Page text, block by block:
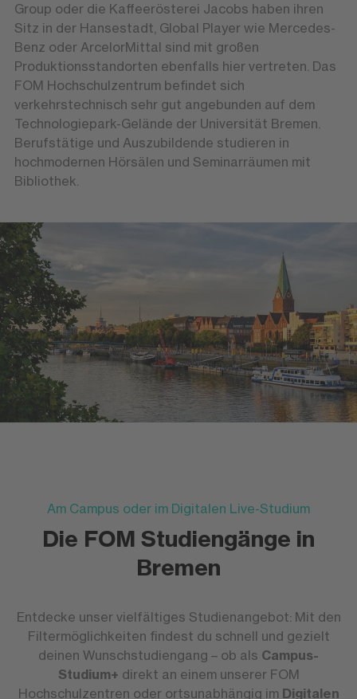
Group oder die Kaffeerösterei Jacobs haben ihren
Sitz in der Hansestadt, Global Player wie Mercedes-
Benz oder ArcelorMittal sind mit großen
Produktionsstandorten ebenfalls hier vertreten. Das
FOM Hochschulzentrum befindet sich
verkehrstechnisch sehr gut angebunden auf dem
Technologiepark-Gelände der Universität Bremen.
Berufstätige und Auszubildende studieren in
hochmodernen Hörsälen und Seminarräumen mit
Bibliothek.
Am Campus oder im Digitalen Live-Studium
Die FOM Studiengänge in
Bremen
Entdecke unser vielfältiges Studienangebot: Mit den
Filtermöglichkeiten findest du schnell und gezielt
deinen Wunschstudiengang – ob als Campus-
Studium+ direkt an einem unserer FOM
Hochschulzentren oder ortsunabhängig im Digitalen